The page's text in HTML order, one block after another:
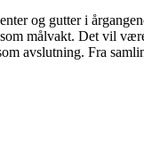
og gutter i
målvakt. Det vil
avslutning. Fra